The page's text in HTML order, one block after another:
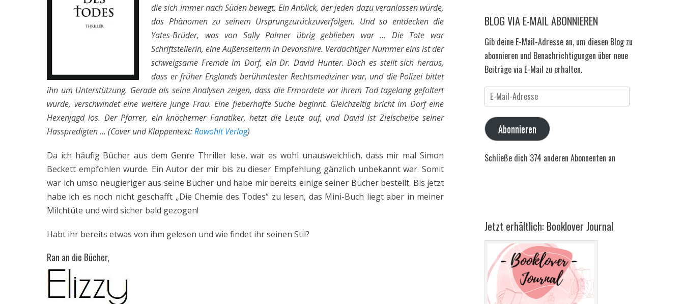
die sich immer nach Süden bewegt. Ein Anblick, der jeden dazu veranlassen würde,
das Phänomen zu seinem Ursprungzurückzuverfolgen. Und so entdecken die
Yates-Brüder, was von Sally Palmer übrig geblieben war … Die Tote war
Schriftstellerin, eine Außenseiterin in Devonshire. Verdächtiger Nummer eins ist der
schweigsame Fremde im Dorf, ein Dr. David Hunter. Doch es stellt sich heraus,
dass er früher Englands berühmtester Rechtsmediziner war, und die Polizei bittet
ihn um Unterstützung. Gerade als seine Analysen zeigen, dass die Ermordete vor ihrem Tod tagelang gefoltert
wurde, verschwindet eine weitere junge Frau. Eine fieberhafte Suche beginnt. Gleichzeitig bricht im Dorf eine
Hexenjagd los. Der Pfarrer, ein knöcherner Fanatiker, hetzt die Leute auf, und David ist Zielscheibe seiner
Hasspredigten … (Cover und Klappentext:Rowohlt Verlag)
Da ich häufig Bücher aus dem Genre Thriller lese, war es wohl unausweichlich, dass mir mal Simon
Beckett empfohlen wurde. Ein Autor der mir bis zu dieser Empfehlung gänzlich unbekannt war. Somit
war ich umso neugieriger aus seine Bücher und habe mir bereits einige seiner Bücher bestellt. Bis jetzt
habe ich es noch nicht geschafft „Die Chemie des Todes“ zu lesen, das Mini-Buch liegt aber in meiner
Milchtüte und wird sicher bald gezogen!
Habt ihr bereits etwas von ihm gelesen und wie findet ihr seinen Stil?
Ran an die Bücher,
BLOG VIA E-MAIL ABONNIEREN
Gib deine E-Mail-Adresse an, um diesen Blog zu
abonnieren und Benachrichtigungen über neue
Beiträge via E-Mail zu erhalten.
Mail-
Adresse
Abonnieren
Schließe dich 374 anderen Abonnenten an
Jetzt erhältlich: Booklover Journal